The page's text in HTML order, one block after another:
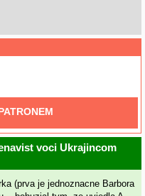
voci Ukrajincom
(prva je jednoznacne Barbora